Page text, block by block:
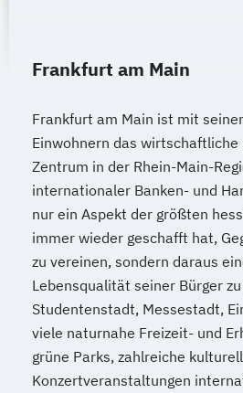
Frankfurt am Main
Frankfurt am Main ist mit
Einwohnern das
Zentrum in der Rhein-Main-
internationaler Banken- und
nur ein Aspekt der größten
immer wieder geschafft hat,
zu vereinen, sondern daraus
Lebensqualität seiner Bürger
Studentenstadt, Messestadt,
viele naturnahe Freizeit- und
grüne Parks, zahlreiche
Konzertveranstaltungen